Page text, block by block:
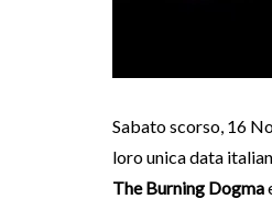
Sabato scorso, 16
loro unica data
The Burning Dogma